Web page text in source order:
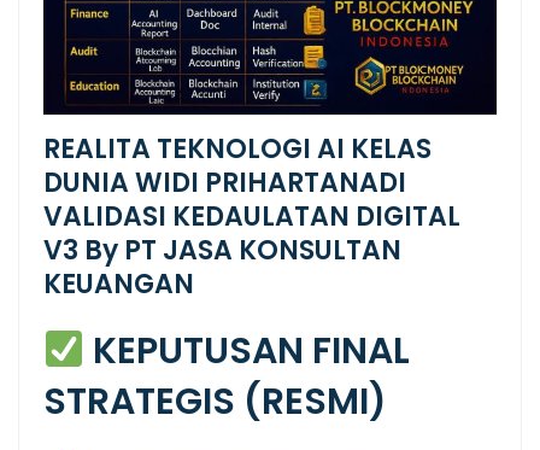
REALITA TEKNOLOGI AI KELAS
DUNIA WIDI PRIHARTANADI
VALIDASI KEDAULATAN DIGITAL
V3 By PT JASA KONSULTAN
KEUANGAN
KEPUTUSAN FINAL
STRATEGIS (RESMI)